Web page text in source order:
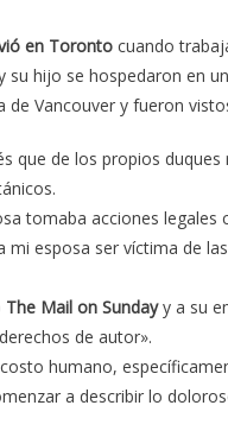
en Toronto cuando
hijo se hospedaron en
de Vancouver y fueron
que de los propios
tomaba acciones
mi esposa ser víctima de
The Mail on Sundayy a su
de autor».
humano,
a describir lo